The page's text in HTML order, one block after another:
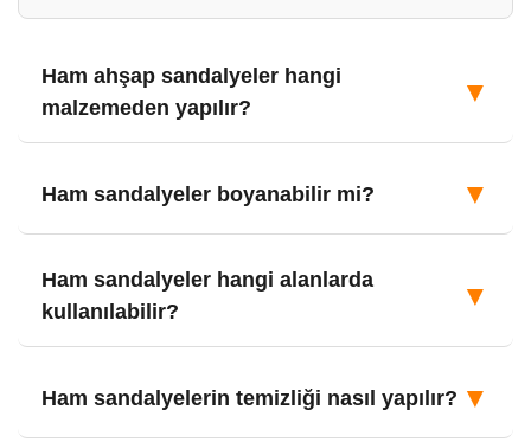
Ham ahşap sandalyeler hangi
malzemeden yapılır?
▼
Ham sandalyeler boyanabilir mi? ▼
Ham sandalyeler hangi alanlarda
kullanılabilir?
▼
Ham sandalyelerin temizliği nasıl yapılır? ▼